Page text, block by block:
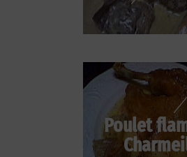
Poulet